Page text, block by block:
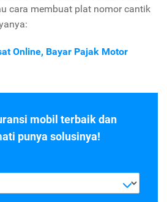
cara membuat plat nomor cantik
Online, Bayar Pajak Motor
mobil terbaik dan
punya solusinya!